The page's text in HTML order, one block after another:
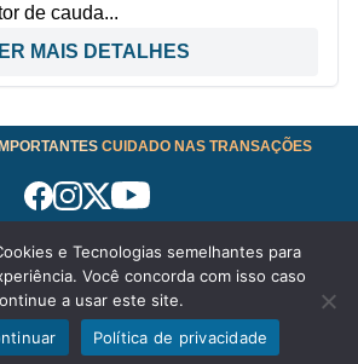
Exibir filtros
de cauda...
MAIS DETALHES
CUIDADO NAS TRANSAÇÕES
Termos de Uso
| Todos os Direitos
Reservados!
de Privacidade
e Tecnologias semelhantes para
Você concorda com isso caso
a usar este site.
Política de privacidade